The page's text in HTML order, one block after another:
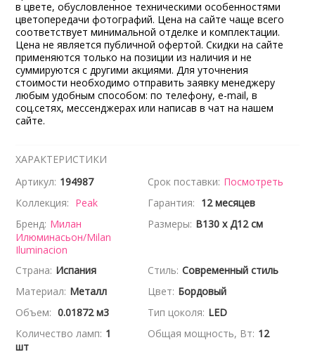
в цвете, обусловленное техническими особенностями
цветопередачи фотографий. Цена на сайте чаще всего
соответствует минимальной отделке и комплектации.
Цена не является публичной офертой. Скидки на сайте
применяются только на позиции из наличия и не
суммируются с другими акциями. Для уточнения
стоимости необходимо отправить заявку менеджеру
любым удобным способом: по телефону, e-mail, в
соц.сетях, мессенджерах или написав в чат на нашем
сайте.
ХАРАКТЕРИСТИКИ
Артикул: 194987 Срок поставки: Посмотреть
Коллекция: Peak Гарантия: 12 месяцев
Бренд: Милан
Илюминасьон/Milan
Iluminacion
Размеры: В130 x Д12 см
Страна: Испания Стиль: Современный стиль
Материал: Металл Цвет: Бордовый
Объем: 0.01872 м3 Тип цоколя: LED
Количество ламп: 1
шт
Общая мощность, Вт: 12